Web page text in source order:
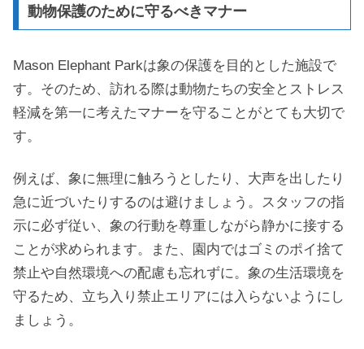
動物保護のために守るべきマナー
Mason Elephant Parkは象の保護を目的とした施設で
す。そのため、訪れる際は動物たちの安全とストレス
軽減を第一に考えたマナーを守ることがとても大切で
す。
例えば、象に無理に触ろうとしたり、大声を出したり
急に近づいたりするのは避けましょう。スタッフの指
示に必ず従い、象の行動を尊重しながら静かに接する
ことが求められます。また、園内ではゴミのポイ捨て
禁止や自然環境への配慮も忘れずに。象の生活環境を
守るため、立ち入り禁止エリアには入らないようにし
ましょう。